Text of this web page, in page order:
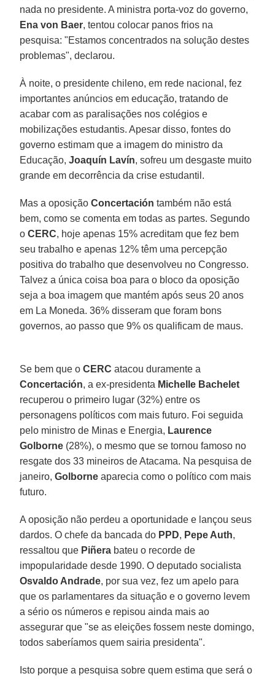
nada no presidente. A ministra porta-voz do governo,
Ena von Baer, tentou colocar panos frios na
pesquisa: "Estamos concentrados na solução destes
problemas", declarou.
À noite, o presidente chileno, em rede nacional, fez
importantes anúncios em educação, tratando de
acabar com as paralisações nos colégios e
mobilizações estudantis. Apesar disso, fontes do
governo estimam que a imagem do ministro da
Educação,Joaquín Lavín, sofreu um desgaste muito
grande em decorrência da crise estudantil.
Mas a oposiçãoConcertación também não está
bem, como se comenta em todas as partes. Segundo
oCERC, hoje apenas 15% acreditam que fez bem
seu trabalho e apenas 12% têm uma percepção
positiva do trabalho que desenvolveu no Congresso.
Talvez a única coisa boa para o bloco da oposição
seja a boa imagem que mantém após seus 20 anos
em La Moneda. 36% disseram que foram bons
governos, ao passo que 9% os qualificam de maus.
Se bem que oCERC atacou duramente a
Concertación, a ex-presidenta Michelle Bachelet
recuperou o primeiro lugar (32%) entre os
personagens políticos com mais futuro. Foi seguida
pelo ministro de Minas e Energia, Laurence
Golborne (28%), o mesmo que se tornou famoso no
resgate dos 33 mineiros de Atacama. Na pesquisa de
janeiro,Golborne aparecia como o político com mais
futuro.
A oposição não perdeu a oportunidade e lançou seus
dardos. O chefe da bancada do PPD, Pepe Auth,
ressaltou que Piñera bateu o recorde de
impopularidade desde 1990. O deputado socialista
Osvaldo Andrade, por sua vez, fez um apelo para
que os parlamentares da situação e o governo levem
a sério os números e repisou ainda mais ao
assegurar que "se as eleições fossem neste domingo,
todos saberíamos quem sairia presidenta".
Isto porque a pesquisa sobre quem estima que será o